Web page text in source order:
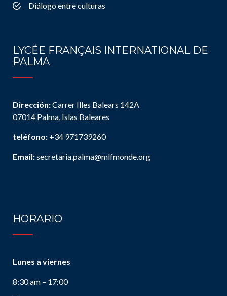
Diálogo entre culturas
LYCÉE FRANÇAIS INTERNATIONAL DE
PALMA
Dirección:Carrer Illes Balears 142A
07014 Palma, Islas Baleares
teléfono: +34 971739260
Email:secretaria.palma@mlfmonde.org
HORARIO
Lunes a viernes
8:30 am – 17:00